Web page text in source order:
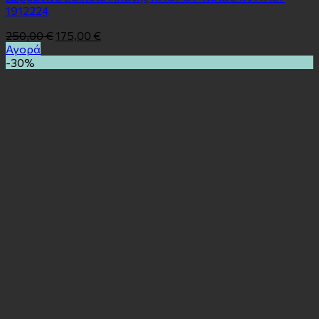
1912224
250,00€ 175,00 €
Αγορά
-30%